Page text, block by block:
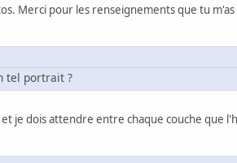
Merci pour les renseignements que tu
tel portrait ?
je dois attendre entre chaque couche que